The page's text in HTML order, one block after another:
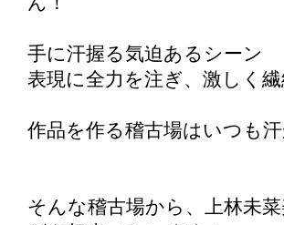
手に汗握る気迫あるシーン
表現に全力を注ぎ、激しく
作品を作る稽古場はいつも
そんな稽古場から、上林未